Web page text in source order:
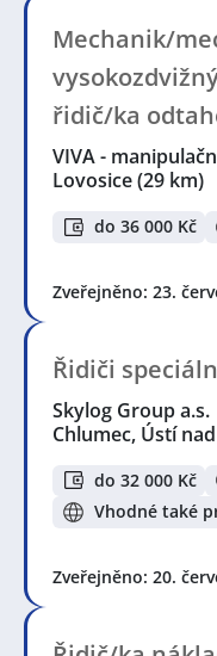
Mechanik/
řidič/ka
VIVA -
Lovosice(29 km)
do 36 000 Kč
Zveřejněno: 23.
Řidiči
Skylog Group a.s.
Chlumec, Ústí
do 32 000 Kč
Vhodné také
Zveřejněno: 20.